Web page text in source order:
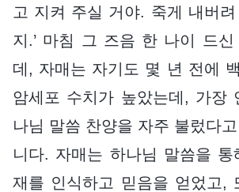
고 지켜 주실 거야. 죽게 내버
지.’ 마침 그 즈음 한 나이 드
데, 자매는 자기도 몇 년 전에
암세포 수치가 높았는데, 가장
나님 말씀 찬양을 자주 불렀다
니다. 자매는 하나님 말씀을
재를 인식하고 믿음을 얻었고,